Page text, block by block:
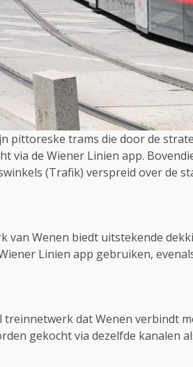
pittoreske trams die door de
via de Wiener Linien app.
(Trafik) verspreid over de
van Wenen biedt uitstekende
Linien app gebruiken,
treinnetwerk dat Wenen verbindt
gekocht via dezelfde kanalen